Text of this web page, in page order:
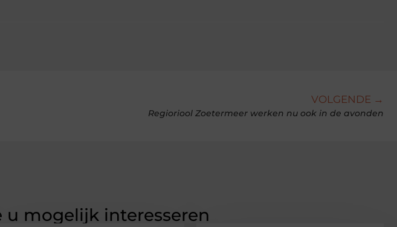
VOLGENDE →
Regioriool Zoetermeer werken nu ook in de avonden
u mogelijk interesseren